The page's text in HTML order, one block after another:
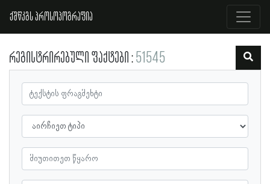
ქშწკგს პროსოპოგრაფია
რეგისტრირებული ფაქტები 51545